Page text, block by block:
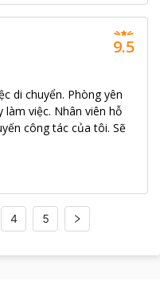
di chuyển. Phòng yên
việc. Nhân viên hỗ
công tác của tôi. Sẽ
9.5
4 5